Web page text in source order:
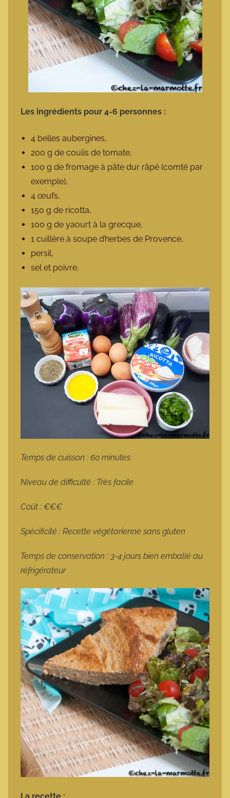
Les ingrédients pour 4-6 personnes :
4 belles aubergines,
200 g de coulis de tomate,
100 g de fromage à pâte dur râpé (comté par
exemple),
4 œufs,
150 g de ricotta,
100 g de yaourt à la grecque,
1 cuillère à soupe d’herbes de Provence,
persil,
sel et poivre.
Temps de cuisson : 60 minutes
Niveau de difficulté : Très facile
Coût : €€€
Spécificité : Recette végétarienne sans gluten
Temps de conservation : 3-4 jours bien emballé au
réfrigérateur